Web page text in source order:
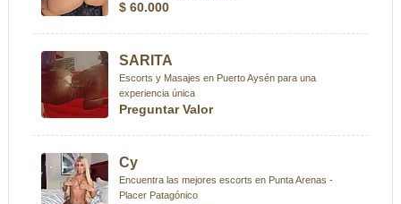
$ 60.000
SARITA
Escorts y Masajes en Puerto Aysén para una
experiencia única
Preguntar Valor
Cy
Encuentra las mejores escorts en Punta Arenas -
Placer Patagónico